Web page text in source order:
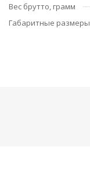
Вес брутто, грамм
Габаритные размеры